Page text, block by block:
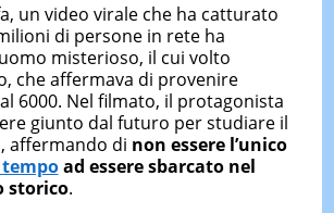
un video virale che ha catturato
di persone in rete ha
misterioso, il cui volto
che affermava di provenire
6000. Nel filmato, il protagonista
giunto dal futuro per studiare il
affermando di non essere l’unico
ad essere sbarcato nel
storico.